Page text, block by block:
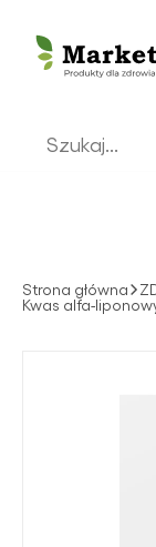
Strona główna
Kwas alfa-